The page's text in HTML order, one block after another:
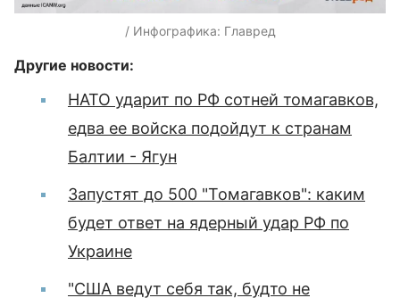
/ Инфографика: Главред
Другие новости:
НАТО ударит по РФ сотней томагавков,
едва ее войска подойдут к странам
Балтии - Ягун
Запустят до 500 "Томагавков": каким
будет ответ на ядерный удар РФ по
Украине
"США ведут себя так, будто не